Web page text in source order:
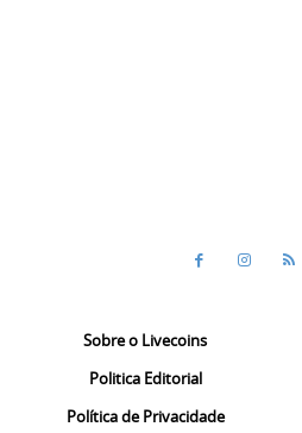
Sobre o Livecoins
Politica Editorial
Política de Privacidade